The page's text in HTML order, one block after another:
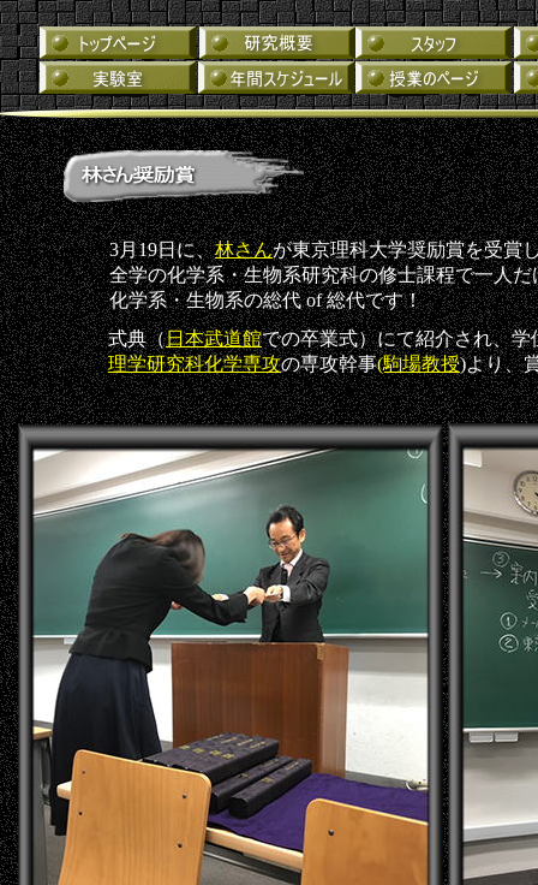
3月19日に、林さんが東京理科大学奨励賞を受賞
全学の化学系・生物系研究科の修士課程で一人だ
化学系・生物系の総代 of 総代です！
式典（日本武道館での卒業式）にて紹介され、学
理学研究科化学専攻の専攻幹事(駒場教授)より、